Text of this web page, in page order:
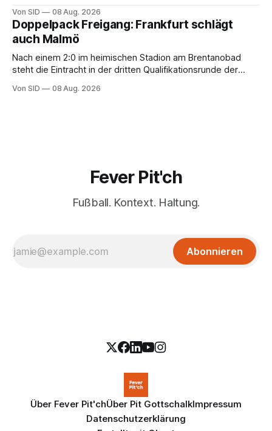
Von SID 08 Aug. 2026
Doppelpack Freigang: Frankfurt schlägt
auch Malmö
Nach einem 2:0 im heimischen Stadion am Brentanobad
steht die Eintracht in der dritten Qualifikationsrunde der
Von SID 08 Aug. 2026
Fever Pit'ch
Fußball. Kontext. Haltung.
Abonnieren
Über Fever Pit'chÜber Pit GottschalkImpressum
Datenschutzerklärung